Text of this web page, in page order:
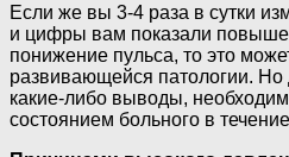
Если же вы 3-4 раза в сутки
и цифры вам показали
понижение пульса, то это
развивающейся патологии. Но
какие-либо выводы,
состоянием больного в